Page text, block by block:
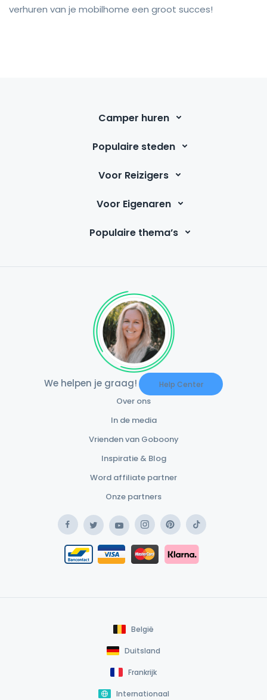
verhuren van je mobilhome een groot succes!
Camper huren
Populaire steden
Voor Reizigers
Voor Eigenaren
Populaire thema’s
We helpen je graag! Help Center
Over ons
In de media
Vrienden van Goboony
Inspiratie & Blog
Word affiliate partner
Onze partners
FacebookTwitterYouTubeInstagramPinterestTikTok
Bancontact / Mister Cash
Safe Payment Card
Safe Payment Klarna
België
Duitsland
Frankrijk
Internationaal